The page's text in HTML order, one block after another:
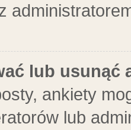
lub usunąć
ankiety
lub